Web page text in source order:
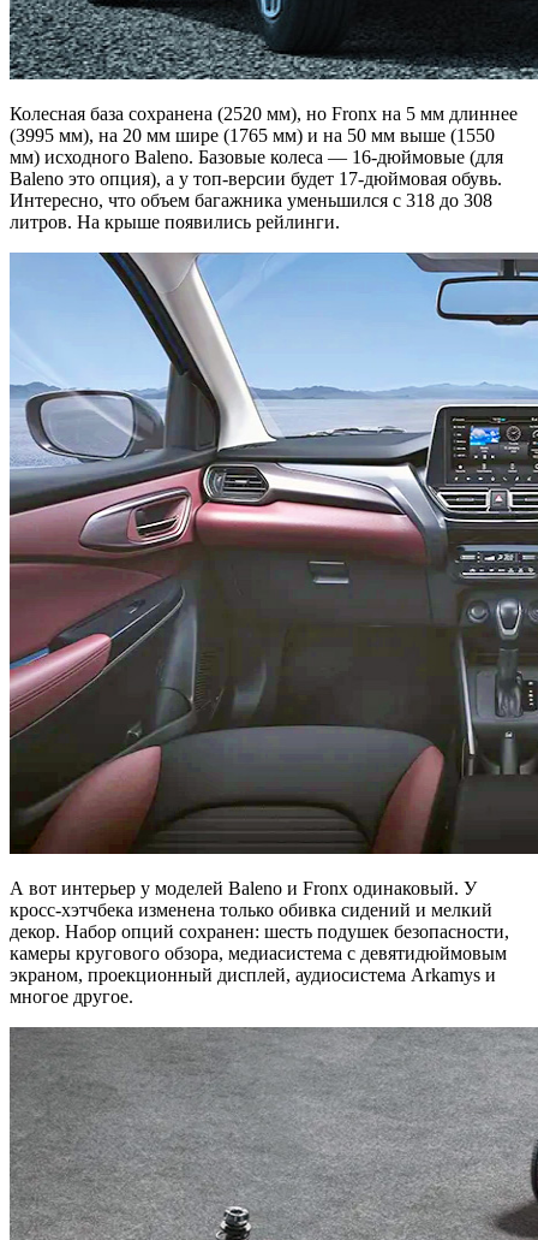
Колесная база сохранена (2520 мм), но Fronx на 5 мм длиннее
(3995 мм), на 20 мм шире (1765 мм) и на 50 мм выше (1550
мм) исходного Baleno. Базовые колеса — 16-дюймовые (для
Baleno это опция), а у топ-версии будет 17-дюймовая обувь.
Интересно, что объем багажника уменьшился с 318 до 308
литров. На крыше появились рейлинги.
А вот интерьер у моделей Baleno и Fronx одинаковый. У
кросс-хэтчбека изменена только обивка сидений и мелкий
декор. Набор опций сохранен: шесть подушек безопасности,
камеры кругового обзора, медиасистема с девятидюймовым
экраном, проекционный дисплей, аудиосистема Arkamys и
многое другое.